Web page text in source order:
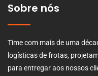
Sobre nós
Time com mais de uma
logísticas de frotas,
para entregar aos nossos